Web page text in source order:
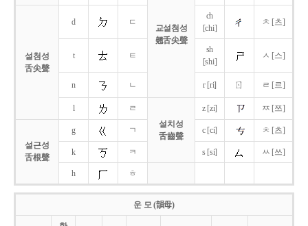
교설첨성
翹舌尖聲
설첨성
舌尖聲
d ㄷ
ch
[chi]
ㅊ [츠]
t ㅌ
sh
[shi]
ㅅ [스]
n ㄴ r [ri] ㄖ ㄹ [르]
l
ㄹ
설치성
舌齒聲
z [zi] ㅉ [쯔]
설근성
舌根聲
g ㄱ c [ci] ㅊ [츠]
k ㅋ s [si] ㅆ [쓰]
h ㅎ
운 모 (韻母)